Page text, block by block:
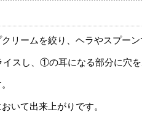
ームを絞り、ヘラやスプーン
スし、①の耳になる部分に穴を
て出来上がりです。